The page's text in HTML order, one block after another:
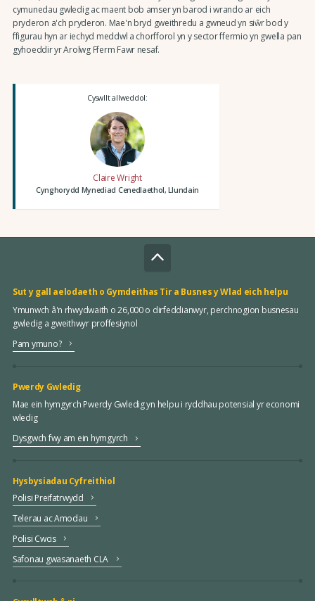
cymunedau gwledig ac maent bob amser yn barod i wrando ar eich
pryderon a'ch pryderon. Mae'n bryd gweithredu a gwneud yn siŵr bod y
ffigurau hyn ar iechyd meddwl a chorfforol yn y sector ffermio yn gwella pan
gyhoeddir yr Arolwg Fferm Fawr nesaf.
Cyswllt allweddol:
Claire Wright
Cynghorydd Mynediad Cenedlaethol, Llundain
Sut y gall aelodaeth o Gymdeithas Tir a Busnes y Wlad eich helpu
Ymunwch â'n rhwydwaith o 26,000 o dirfeddianwyr, perchnogion busnesau
gwledig a gweithwyr proffesiynol
Pam ymuno?
Pwerdy Gwledig
Mae ein hymgyrch Pwerdy Gwledig yn helpu i ryddhau potensial yr economi
wledig
Dysgwch fwy am ein hymgyrch
Hysbysiadau Cyfreithiol
Polisi Preifatrwydd
Telerau ac Amodau
Polisi Cwcis
Safonau gwasanaeth CLA